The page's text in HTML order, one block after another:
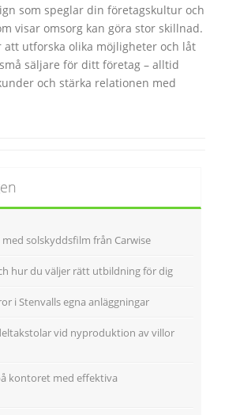
som speglar din företagskultur och
visar omsorg kan göra stor skillnad.
att utforska olika möjligheter och låt
säljare för ditt företag – alltid
och stärka relationen med
med solskyddsfilm från Carwise
hur du väljer rätt utbildning för dig
i Stenvalls egna anläggningar
vid nyproduktion av villor
kontoret med effektiva